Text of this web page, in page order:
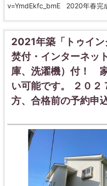
v=YmdEkfc_bmE 2020年春完
2021年築「トゥイ
焚付・インターネ
庫、洗濯機）付！
い可能です。 ２０２
方、合格前の予約申